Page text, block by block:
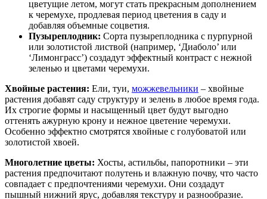
цветущие летом, могут стать прекрасным дополнением
к черемухе, продлевая период цветения в саду и
добавляя объемные соцветия.
Пузыреплодник: Сорта пузыреплодника с пурпурной
или золотистой листвой (например, ‘Диаболо’ или
‘Лимонграсс’) создадут эффектный контраст с нежной
зеленью и цветами черемухи.
Хвойные растения: Ели, туи, можжевельники – хвойные
растения добавят саду структуру и зелень в любое время года.
Их строгие формы и насыщенный цвет будут выгодно
оттенять ажурную крону и нежное цветение черемухи.
Особенно эффектно смотрятся хвойные с голубоватой или
золотистой хвоей.
Многолетние цветы: Хосты, астильбы, папоротники – эти
растения предпочитают полутень и влажную почву, что часто
совпадает с предпочтениями черемухи. Они создадут
пышный нижний ярус, добавляя текстуру и разнообразие.